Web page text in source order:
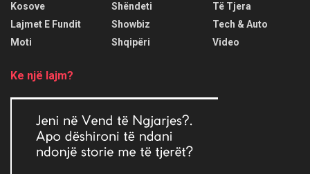
Kosove
Lajmet E Fundit
Moti
Shëndeti
Showbiz
Shqipëri
Të Tjera
Tech & Auto
Video
Ke një lajm?